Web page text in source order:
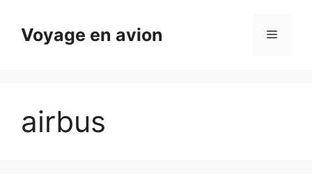
contenuVoyage en avion Menu
airbus